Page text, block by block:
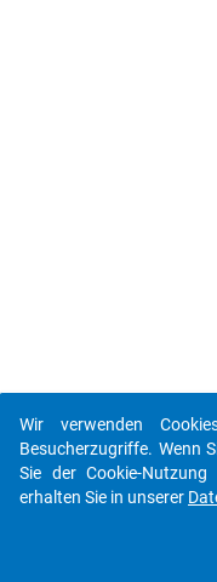
Wir verwenden
Besucherzugriffe. Wenn
Sie der Cookie-
erhalten Sie in unserer